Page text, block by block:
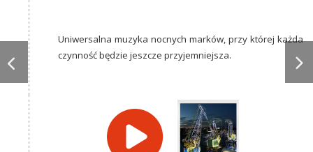
Uniwersalna muzyka nocnych marków, przy której każda
czynność będzie jeszcze przyjemniejsza.